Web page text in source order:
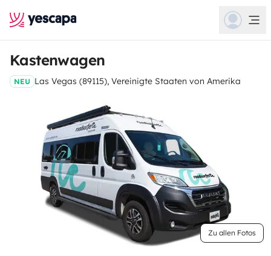
Kastenwagen
NEU Las Vegas (89115), Vereinigte Staaten von Amerika
Zu allen Fotos